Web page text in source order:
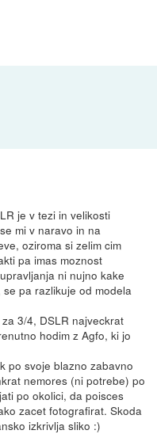
je v tezi in velikosti
mi v naravo in na
oziroma si zelim cim
pa imas moznost
ni nujno kake
pa razlikuje od modela
3/4, DSLR najveckrat
hodim z Agfo, ki jo
po svoje blazno zabavno
nemores (ni potrebe) po
po okolici, da poisces
zacet fotografirat. Skoda
izkrivlja sliko :)